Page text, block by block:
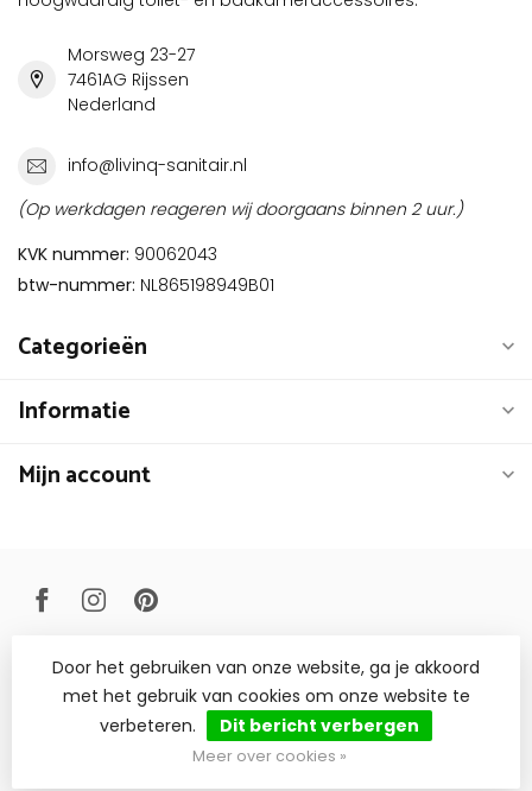
Morsweg 23-27
7461AG Rijssen
Nederland
info@livinq-sanitair.nl
(Op werkdagen reageren wij doorgaans binnen 2 uur.)
KVK nummer: 90062043
btw-nummer: NL865198949B01
Categorieën
Informatie
Mijn account
© Copyright 2026 Livinq B.V.
Door het gebruiken van onze website, ga je akkoord
met het gebruik van cookies om onze website te
verbeteren.
Dit bericht verbergen
Meer over cookies »